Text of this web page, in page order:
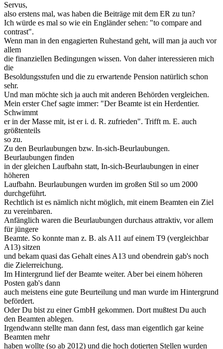
Servus,
also erstens mal, was haben die Beiträge mit dem ER zu tun?
Ich würde es mal so wie ein Engländer sehen: "to compare and
contrast".
Wenn man in den engagierten Ruhestand geht, will man ja auch vor
allem
die finanziellen Bedingungen wissen. Von daher interessieren mich
die
Besoldungsstufen und die zu erwartende Pension natürlich schon
sehr.
Und man möchte sich ja auch mit anderen Behörden vergleichen.
Mein erster Chef sagte immer: "Der Beamte ist ein Herdentier.
Schwimmt
er in der Masse mit, ist er i. d. R. zufrieden". Trifft m. E. auch
größtenteils
so zu.
Zu den Beurlaubungen bzw. In-sich-Beurlaubungen.
Beurlaubungen finden
in der gleichen Laufbahn statt, In-sich-Beurlaubungen in einer
höheren
Laufbahn. Beurlaubungen wurden im großen Stil so um 2000
durchgeführt.
Rechtlich ist es nämlich nicht möglich, mit einem Beamten ein Ziel
zu vereinbaren.
Anfänglich waren die Beurlaubungen durchaus attraktiv, vor allem
für jüngere
Beamte. So konnte man z. B. als A11 auf einem T9 (vergleichbar
A13) sitzen
und bekam quasi das Gehalt eines A13 und obendrein gab's noch
die Zielerreichung.
Im Hintergrund lief der Beamte weiter. Aber bei einem höheren
Posten gab's dann
auch meistens eine gute Beurteilung und man wurde im Hintergrund
befördert.
Oder Du bist zu einer GmbH gekommen. Dort mußtest Du auch
den Beamten ablegen.
Irgendwann stellte man dann fest, dass man eigentlich gar keine
Beamten mehr
haben wollte (so ab 2012) und die hoch dotierten Stellen wurden